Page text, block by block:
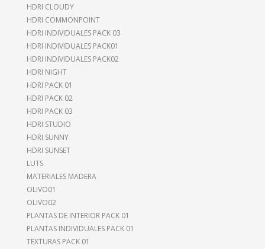
HDRI CLOUDY
HDRI COMMONPOINT
HDRI INDIVIDUALES PACK 03
HDRI INDIVIDUALES PACK01
HDRI INDIVIDUALES PACK02
HDRI NIGHT
HDRI PACK 01
HDRI PACK 02
HDRI PACK 03
HDRI STUDIO
HDRI SUNNY
HDRI SUNSET
LUTS
MATERIALES MADERA
OLIVO01
OLIVO02
PLANTAS DE INTERIOR PACK 01
PLANTAS INDIVIDUALES PACK 01
TEXTURAS PACK 01